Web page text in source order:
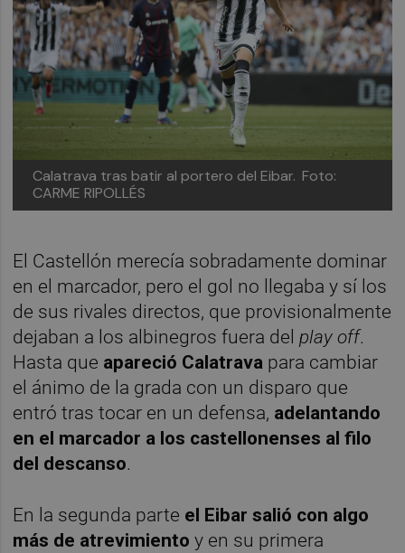
Calatrava tras batir al portero del Eibar. Foto:
CARME RIPOLLÉS
El Castellón merecía sobradamente dominar
en el marcador, pero el gol no llegaba y sí los
de sus rivales directos, que provisionalmente
dejaban a los albinegros fuera delplay off.
Hasta que apareció Calatrava para cambiar
el ánimo de la grada con un disparo que
entró tras tocar en un defensa, adelantando
en el marcador a los castellonenses al filo
del descanso.
En la segunda parte el Eibar salió con algo
más de atrevimientoy en su primera